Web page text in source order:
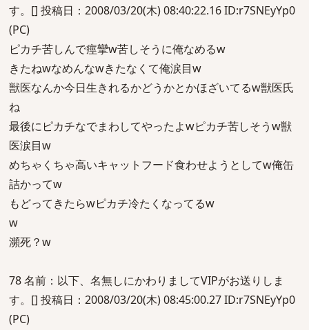
す。[] 投稿日：2008/03/20(木) 08:40:22.16 ID:r7SNEyYp0
(PC)
ピカチ苦しんで痙攣w苦しそうに俺なめるw
きたねwなめんなwきたなくて俺涙目w
獣医なんか今日生きれるかどうかとかほざいてるw獣医氏
ね
最後にピカチなでまわしてやったよwピカチ苦しそうw獣
医涙目w
めちゃくちゃ高いキャットフード食わせようとしてw俺缶
詰かってw
もどってきたらwピカチ冷たくなってるw
w
瀕死？w
78 名前：以下、名無しにかわりましてVIPがお送りしま
す。[] 投稿日：2008/03/20(木) 08:45:00.27 ID:r7SNEyYp0
(PC)